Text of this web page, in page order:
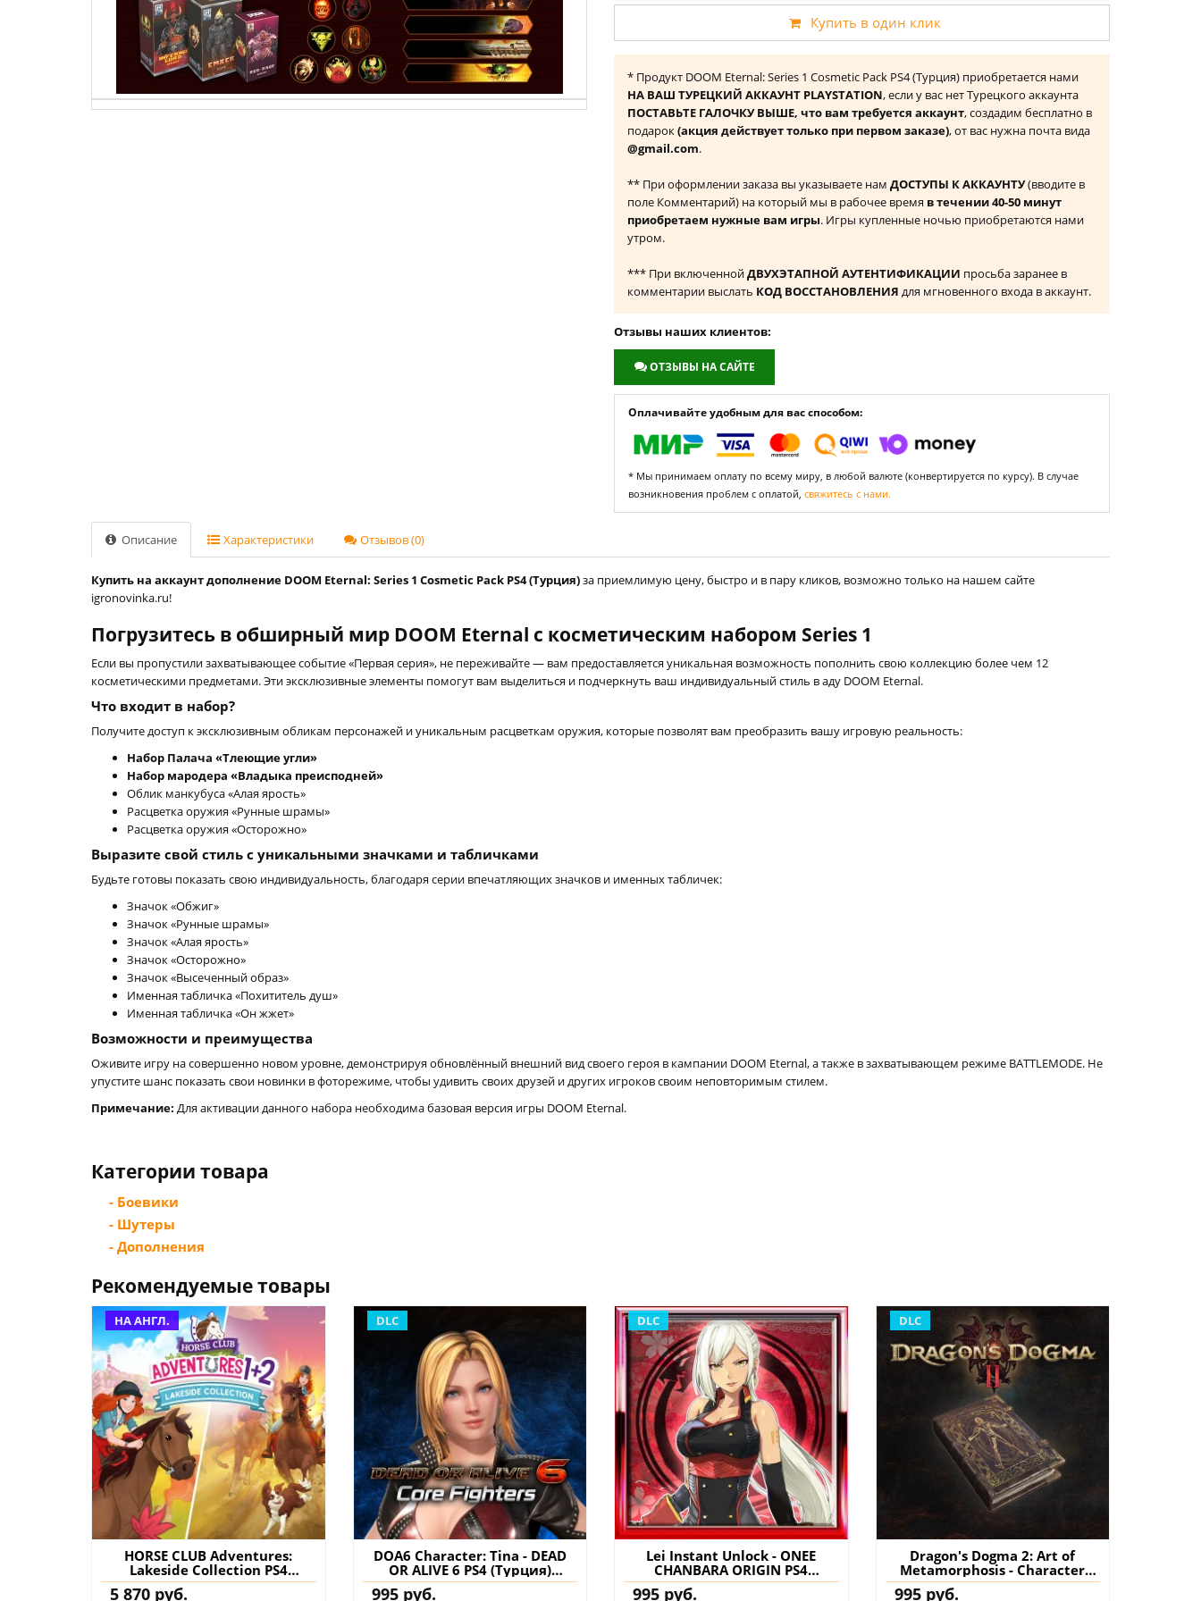
Купить в один клик
* Продукт DOOM Eternal: Series 1 Cosmetic Pack PS4 (Турция) приобретается нами
НА ВАШ ТУРЕЦКИЙ АККАУНТ PLAYSTATION, если у вас нет Турецкого аккаунта
ПОСТАВЬТЕ ГАЛОЧКУ ВЫШЕ, что вам требуется аккаунт, создадим бесплатно в
подарок(акция действует только при первом заказе), от вас нужна почта вида
@gmail.com.
** При оформлении заказа вы указываете нам ДОСТУПЫ К АККАУНТУ(вводите в
поле Комментарий) на который мы в рабочее время в течении 40-50 минут
приобретаем нужные вам игры. Игры купленные ночью приобретаются нами
утром.
*** При включеннойДВУХЭТАПНОЙ АУТЕНТИФИКАЦИИ просьба заранее в
комментарии выслать КОД ВОССТАНОВЛЕНИЯ для мгновенного входа в аккаунт.
Отзывы наших клиентов:
ОТЗЫВЫ НА САЙТЕ
Оплачивайте удобным для вас способом:
* Мы принимаем оплату по всему миру, в любой валюте (конвертируется по курсу). В случае
возникновения проблем с оплатой, свяжитесь с нами.
Описание Характеристики Отзывов (0)
Купить на аккаунт дополнение DOOM Eternal: Series 1 Cosmetic Pack PS4 (Турция)за приемлимую цену, быстро и в пару кликов, возможно только на нашем сайте
igronovinka.ru!
Погрузитесь в обширный мир DOOM Eternal с косметическим набором Series 1
Если вы пропустили захватывающее событие «Первая серия», не переживайте — вам предоставляется уникальная возможность пополнить свою коллекцию более чем 12
косметическими предметами. Эти эксклюзивные элементы помогут вам выделиться и подчеркнуть ваш индивидуальный стиль в аду DOOM Eternal.
Что входит в набор?
Получите доступ к эксклюзивным обликам персонажей и уникальным расцветкам оружия, которые позволят вам преобразить вашу игровую реальность:
Набор Палача «Тлеющие угли»
Набор мародера «Владыка преисподней»
Облик манкубуса «Алая ярость»
Расцветка оружия «Рунные шрамы»
Расцветка оружия «Осторожно»
Выразите свой стиль с уникальными значками и табличками
Будьте готовы показать свою индивидуальность, благодаря серии впечатляющих значков и именных табличек:
Значок «Обжиг»
Значок «Рунные шрамы»
Значок «Алая ярость»
Значок «Осторожно»
Значок «Высеченный образ»
Именная табличка «Похититель душ»
Именная табличка «Он жжет»
Возможности и преимущества
Оживите игру на совершенно новом уровне, демонстрируя обновлённый внешний вид своего героя в кампании DOOM Eternal, а также в захватывающем режиме BATTLEMODE. Не
упустите шанс показать свои новинки в фоторежиме, чтобы удивить своих друзей и других игроков своим неповторимым стилем.
Примечание: Для активации данного набора необходима базовая версия игры DOOM Eternal.
Категории товара
- Боевики
- Шутеры
- Дополнения
Рекомендуемые товары
НА АНГЛ.
HORSE CLUB Adventures:
Lakeside Collection PS4
(Турция) купить игру на
5 870 руб.
DLC
DOA6 Character: Tina - DEAD
OR ALIVE 6 PS4 (Турция)
купить дополнение на
995 руб.
DLC
Lei Instant Unlock - ONEE
CHANBARA ORIGIN PS4
(Турция) купить дополнение
995 руб.
DLC
Dragon's Dogma 2: Art of
Metamorphosis - Character
Editor PS5 (Турция) купить
995 руб.